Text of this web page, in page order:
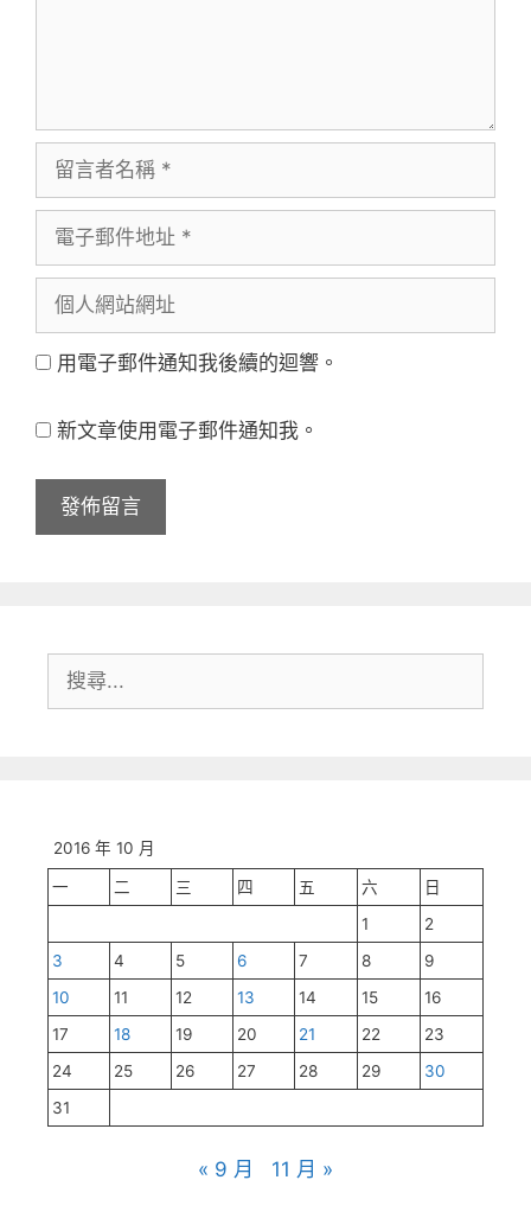
言
名
子
件
地
人
網
網
用電子郵件通知我後續的迴響。
新文章使用電子郵件通知我。
尋:
2016 年 10 月
一 二 三 四 五 六
日
1
2
3
4 5 6 7 8
9
10
11 12 13 14 15
16
17
18 19 20 21 22
23
24
25 26 27 28 29
30
31
« 9 月 11 月 »